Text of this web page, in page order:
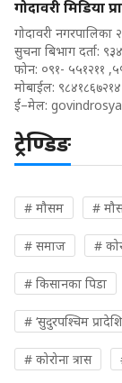
गोदावरी मिडिया
गोदावरी नगरपालिका
सुचना बिभाग दर्ता:
फोन: ०९१- ५५१२११
मोबाईल: ९८४१८६७२१४
ई–मेल:
ट्रेण्डिङ
# मौसम #
# समाज #
# किसानका पिडा
# ‘सुदुरपश्चिम
# कोरोना त्रास